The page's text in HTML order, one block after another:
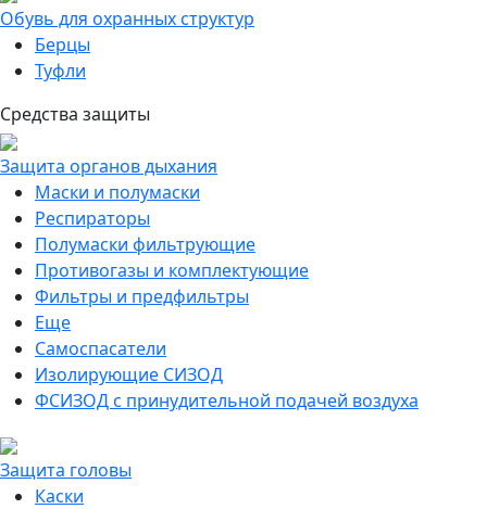
Обувь для охранных структур
Берцы
Туфли
Средства защиты
Защита органов дыхания
Маски и полумаски
Респираторы
Полумаски фильтрующие
Противогазы и комплектующие
Фильтры и предфильтры
Еще
Самоспасатели
Изолирующие СИЗОД
ФСИЗОД с принудительной подачей воздуха
Защита головы
Каски